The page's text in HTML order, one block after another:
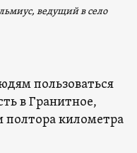
ведущий в село
пользоваться
в Гранитное,
полтора километра